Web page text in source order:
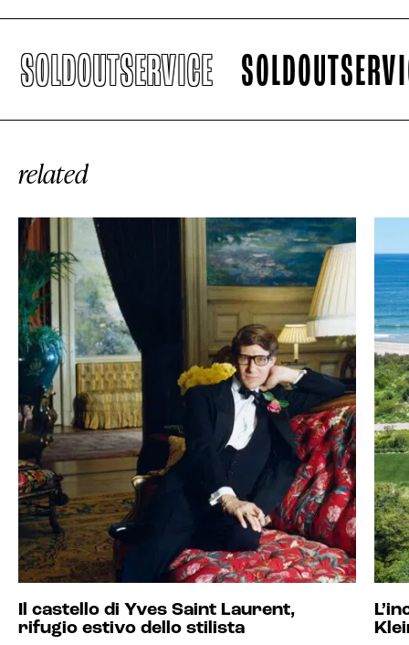
SOLDOUTSERVICE
related
Il castello di Yves Saint Laurent,
rifugio estivo dello stilista